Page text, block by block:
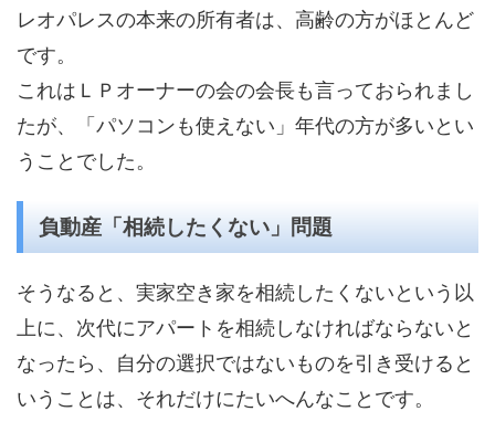
レオパレスの本来の所有者は、高齢の方がほとんど
です。
これはＬＰオーナーの会の会長も言っておられまし
たが、「パソコンも使えない」年代の方が多いとい
うことでした。
負動産「相続したくない」問題
そうなると、実家空き家を相続したくないという以
上に、次代にアパートを相続しなければならないと
なったら、自分の選択ではないものを引き受けると
いうことは、それだけにたいへんなことです。